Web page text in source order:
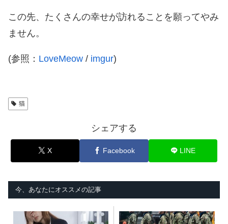
この先、たくさんの幸せが訪れることを願ってやみ
ません。
(参照： LoveMeow / imgur)
猫
シェアする
X Facebook LINE
今、あなたにオススメの記事